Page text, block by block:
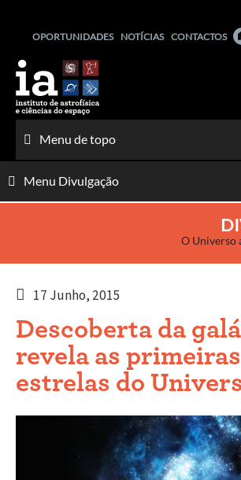
conteúdo
OPORTUNIDADES NOTÍCIAS CONTACTOS
Menu de topo
Menu Divulgação
O Universo
17 Junho, 2015
Descoberta da
revela as primeiras
estrelas do